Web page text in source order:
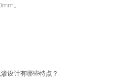
。
设计有哪些特点？